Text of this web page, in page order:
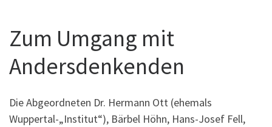
Zum Umgang mit
Andersdenkenden
Die Abgeordneten Dr. Hermann Ott (ehemals
Wuppertal-„Institut“), Bärbel Höhn, Hans-Josef Fell,